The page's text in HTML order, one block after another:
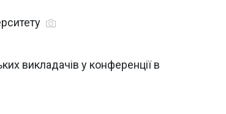
викладачів у конференції в